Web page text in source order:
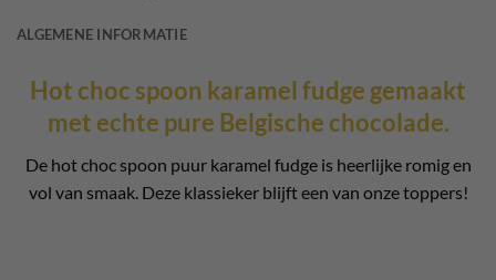
ALGEMENE INFORMATIE
Hot choc spoon karamel fudge gemaakt
met echte pure Belgische chocolade.
De hot choc spoon puur karamel fudge is heerlijke romig en
vol van smaak. Deze klassieker blijft een van onze toppers!